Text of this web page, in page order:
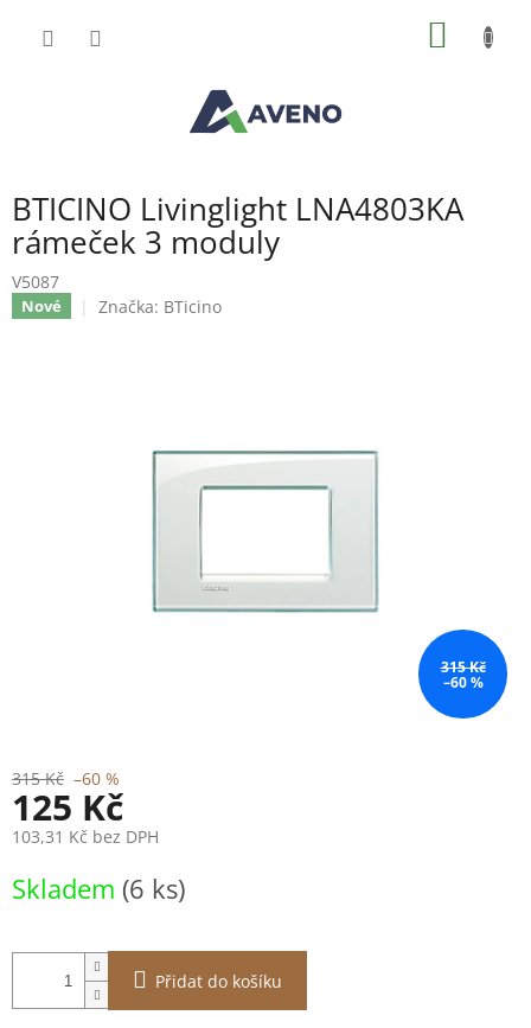
BTICINO Livinglight LNA4803KA
rámeček 3 moduly
V5087
Nové Značka: BTicino
315 Kč
–60 %
315 Kč –60 %
125 Kč
103,31 Kč bez DPH
cena:
Skladem (6 ks)
Přidat do košíku